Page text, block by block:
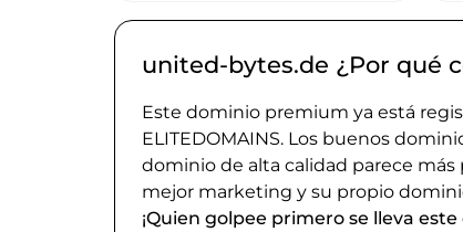
united-bytes.de ¿Por qué
Este dominio premium ya está
ELITEDOMAINS. Los buenos
dominio de alta calidad parece
mejor marketing y su propio
¡Quien golpee primero se lleva